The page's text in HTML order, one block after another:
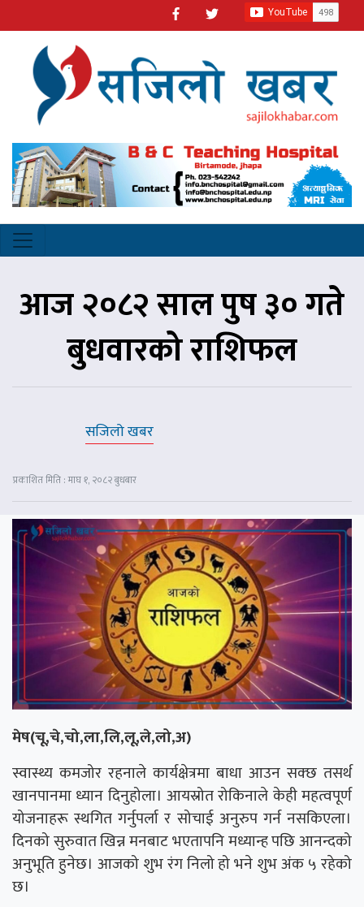
आज २०८२ साल पुष ३० गते
बुधवारको राशिफल
सजिलो खबर
प्रकाशित मिति : माघ १, २०८२ बुधबार
मेष(चू,चे,चो,ला,लि,लू,ले,लो,अ)
स्वास्थ्य कमजोर रहनाले कार्यक्षेत्रमा बाधा आउन सक्छ तसर्थ
खानपानमा ध्यान दिनुहोला। आयस्रोत रोकिनाले केही महत्वपूर्ण
योजनाहरू स्थगित गर्नुपर्ला र सोचाई अनुरुप गर्न नसकिएला।
दिनको सुरुवात खिन्न मनबाट भएतापनि मध्यान्ह पछि आनन्दको
अनुभूति हुनेछ। आजको शुभ रंग निलो हो भने शुभ अंक ५ रहेको
छ।